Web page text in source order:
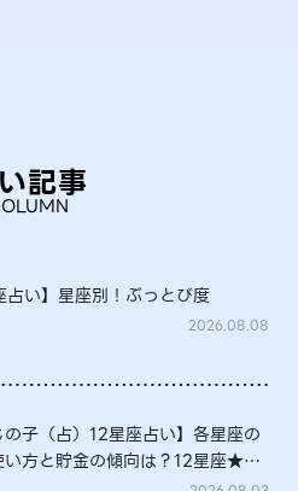
記事
占い】星座別！ぶっとび度
2026.08.08
の子（占）12星座占い】各星座の
い方と貯金の傾向は？12星座★徹